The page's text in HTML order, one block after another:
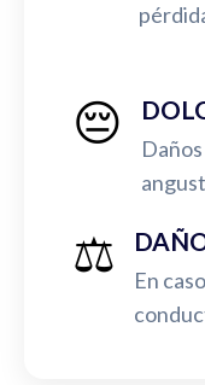
😔
⚖️
En